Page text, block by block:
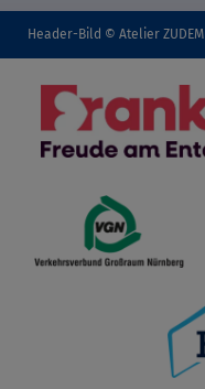
Header-Bild © Atelier ZUDEM